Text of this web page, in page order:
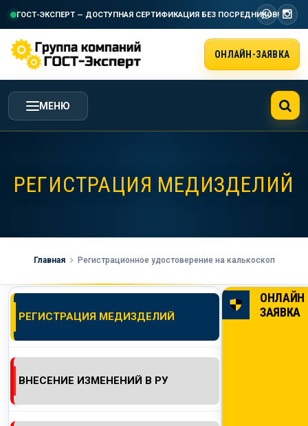
ГОСТ-ЭКСПЕРТ — ДОСТУПНАЯ СЕРТИФИКАЦИЯ БЕЗ ПОСРЕДНИКОВ!
ОНЛАЙН-ЗАЯВКА
МЕНЮ
УСЛУГИ ГК ГОСТ-ЭКСПЕРТ
СТОИМОСТЬ РАБОТ
НАША КОМПАНИЯ
КОНТАКТЫ
РЕГИСТРАЦИЯ МЕДИЗДЕЛИЙ
Главная Регистрационное удостоверение на калькоскоп
РЕГИСТРАЦИЯ МЕДИЗДЕЛИЙ
ВНЕСЕНИЕ ИЗМЕНЕНИЙ В РУ
ОНЛАЙН
ЗАЯВКА